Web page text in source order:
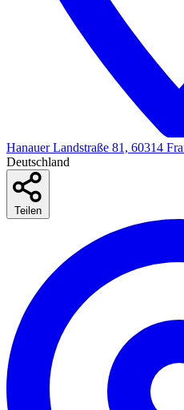
Hanauer Landstraße 81, 60314
Deutschland
Teilen